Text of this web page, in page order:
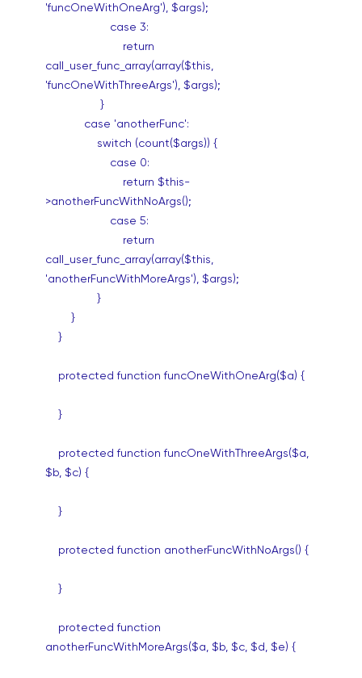
'funcOneWithOneArg'), $args);
case 3:
return
call_user_func_array(array($this,
'funcOneWithThreeArgs'), $args);
}
case 'anotherFunc':
switch (count($args)) {
case 0:
return $this-
>anotherFuncWithNoArgs();
case 5:
return
call_user_func_array(array($this,
'anotherFuncWithMoreArgs'), $args);
}
}
}
protected function funcOneWithOneArg($a) {
}
protected function funcOneWithThreeArgs($a,
$b, $c) {
}
protected function anotherFuncWithNoArgs() {
}
protected function
anotherFuncWithMoreArgs($a, $b, $c, $d, $e) {